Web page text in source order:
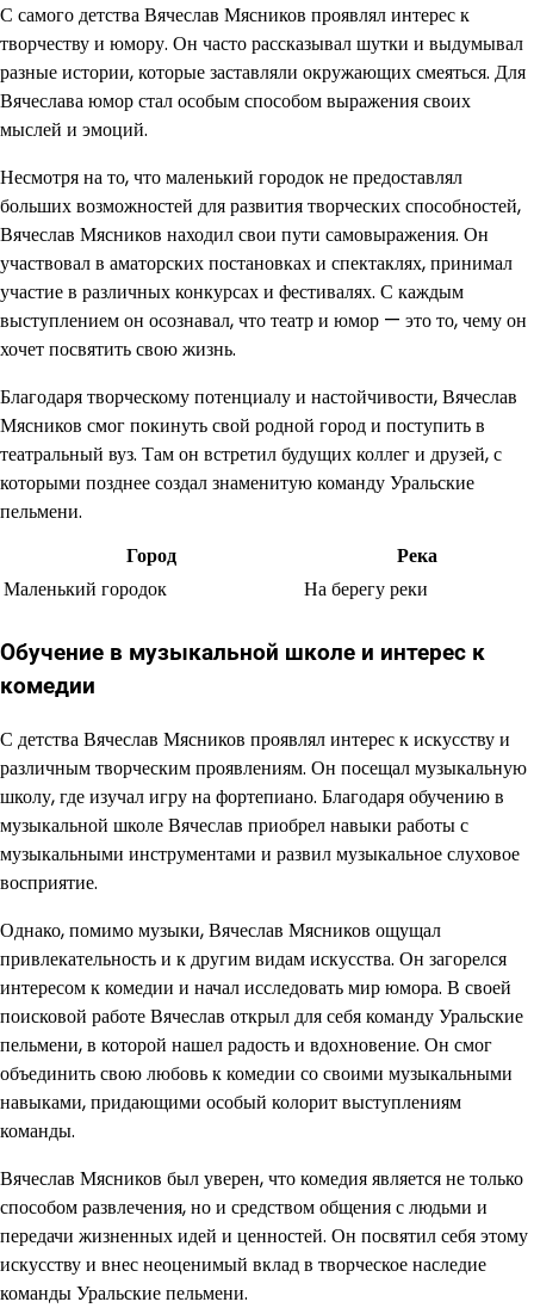
С самого детства Вячеслав Мясников проявлял интерес к
творчеству и юмору. Он часто рассказывал шутки и выдумывал
разные истории, которые заставляли окружающих смеяться. Для
Вячеслава юмор стал особым способом выражения своих
мыслей и эмоций.
Несмотря на то, что маленький городок не предоставлял
больших возможностей для развития творческих способностей,
Вячеслав Мясников находил свои пути самовыражения. Он
участвовал в аматорских постановках и спектаклях, принимал
участие в различных конкурсах и фестивалях. С каждым
выступлением он осознавал, что театр и юмор — это то, чему он
хочет посвятить свою жизнь.
Благодаря творческому потенциалу и настойчивости, Вячеслав
Мясников смог покинуть свой родной город и поступить в
театральный вуз. Там он встретил будущих коллег и друзей, с
которыми позднее создал знаменитую команду Уральские
пельмени.
Город
Река
Маленький городок
На берегу реки
Обучение в музыкальной школе и интерес к
комедии
С детства Вячеслав Мясников проявлял интерес к искусству и
различным творческим проявлениям. Он посещал музыкальную
школу, где изучал игру на фортепиано. Благодаря обучению в
музыкальной школе Вячеслав приобрел навыки работы с
музыкальными инструментами и развил музыкальное слуховое
восприятие.
Однако, помимо музыки, Вячеслав Мясников ощущал
привлекательность и к другим видам искусства. Он загорелся
интересом к комедии и начал исследовать мир юмора. В своей
поисковой работе Вячеслав открыл для себя команду Уральские
пельмени, в которой нашел радость и вдохновение. Он смог
объединить свою любовь к комедии со своими музыкальными
навыками, придающими особый колорит выступлениям
команды.
Вячеслав Мясников был уверен, что комедия является не только
способом развлечения, но и средством общения с людьми и
передачи жизненных идей и ценностей. Он посвятил себя этому
искусству и внес неоценимый вклад в творческое наследие
команды Уральские пельмени.